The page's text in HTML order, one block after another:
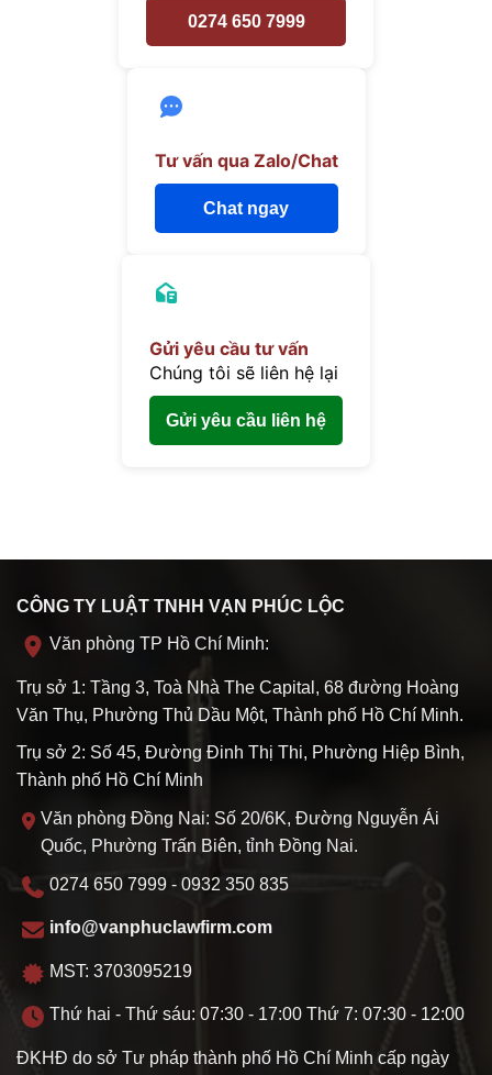
0274 650 7999
Tư vấn qua Zalo/Chat
Chat ngay
Gửi yêu cầu tư vấn
Chúng tôi sẽ liên hệ lại
Gửi yêu cầu liên hệ
CÔNG TY LUẬT TNHH VẠN PHÚC LỘC
Văn phòng TP Hồ Chí Minh:
Trụ sở 1: Tầng 3, Toà Nhà The Capital, 68 đường Hoàng
Văn Thụ, Phường Thủ Dầu Một, Thành phố Hồ Chí Minh.
Trụ sở 2: Số 45, Đường Đinh Thị Thi, Phường Hiệp Bình,
Thành phố Hồ Chí Minh
Văn phòng Đồng Nai: Số 20/6K, Đường Nguyễn Ái
Quốc, Phường Trấn Biên, tỉnh Đồng Nai.
0274 650 7999 - 0932 350 835
info@vanphuclawfirm.com
MST: 3703095219
Thứ hai - Thứ sáu: 07:30 - 17:00 Thứ 7: 07:30 - 12:00
ĐKHĐ do sở Tư pháp thành phố Hồ Chí Minh cấp ngày